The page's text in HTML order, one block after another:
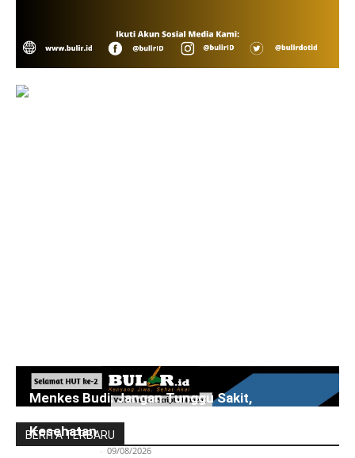
BERITA TERBARU
Menkes Budi: Jangan Tunggu Sakit,
Kesehatan
- 09/08/2026